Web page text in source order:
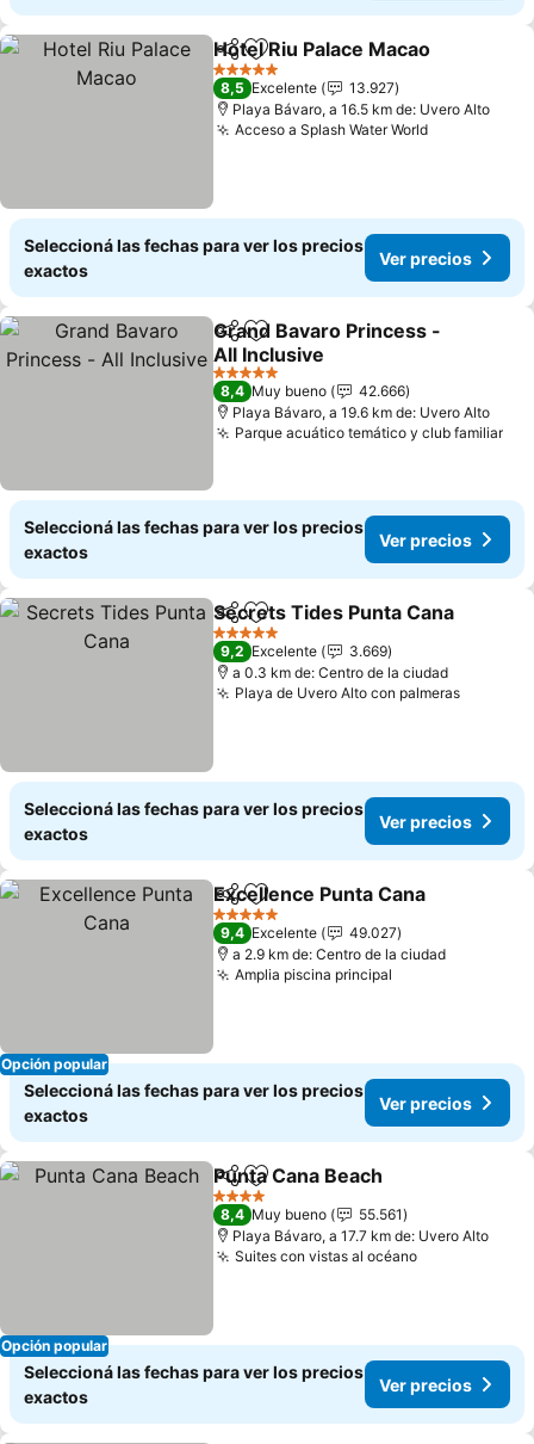
CompartirAñadir a favoritos
Hotel Riu Palace Macao
5 Estrellas
8,5 Excelente
13.927
Playa Bávaro, a 16.5 km de: Uvero Alto
Acceso a Splash Water WorldVer precios
Seleccioná las fechas para ver los precios
exactos
Ver precios
CompartirAñadir a favoritos
Grand Bavaro Princess -
All Inclusive
Ver precios
5 Estrellas
8,4 Muy bueno
42.666
Playa Bávaro, a 19.6 km de: Uvero Alto
Parque acuático temático y club familiar
Seleccioná las fechas para ver los precios
exactos
Ver precios
CompartirAñadir a favoritos
Secrets Tides Punta Cana
5 Estrellas
9,2 Excelente
3.669
a 0.3 km de: Centro de la ciudad
Playa de Uvero Alto con palmerasVer
Seleccioná las fechas para ver los precios
exactos
Ver precios
Opción popular
CompartirAñadir a favoritos
Excellence Punta Cana
5 Estrellas
9,4 Excelente
49.027
a 2.9 km de: Centro de la ciudad
Amplia piscina principal
Seleccioná las fechas para ver los precios
exactos
Ver precios
Opción popular
CompartirAñadir a favoritos
Punta Cana Beach
4 Estrellas
8,4 Muy bueno
55.561
Playa Bávaro, a 17.7 km de: Uvero Alto
Suites con vistas al océanoVer precios
Seleccioná las fechas para ver los precios
exactos
Ver precios